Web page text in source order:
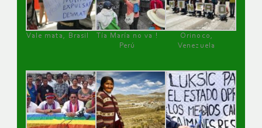
Vale mata, Brasil
Tía María no va !
Perú
Orinoco,
Venezuela